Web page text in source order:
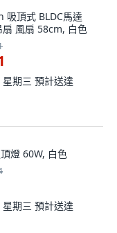
吸頂式 BLDC馬達
扇 風扇 58cm, 白色
期三 預計送達
燈 60W, 白色
期三 預計送達